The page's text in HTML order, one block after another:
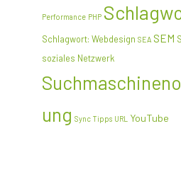
Performance PHP
Schlagwort: Webdesign SEA SEM
soziales Netzwerk
ung Sync Tipps URL YouTube